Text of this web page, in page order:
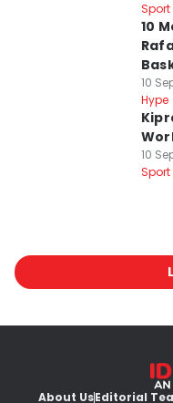
Sport
10
10
Hype
10
Sport
About UsEditorial